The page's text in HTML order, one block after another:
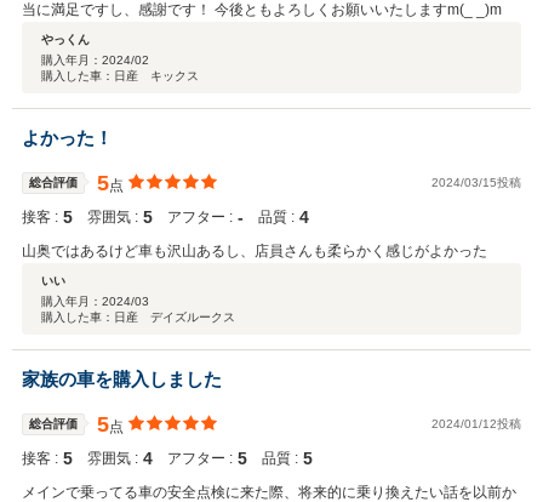
当に満足ですし、感謝です！ 今後ともよろしくお願いいたしますm(_ _)m
やっくん
購入年月： 2024/02
購入した車：日産 キックス
よかった！
総合評価 5点 2024/03/15投稿
接客 : 5 雰囲気 : 5 アフター : ‐ 品質 : 4
山奥ではあるけど車も沢山あるし、店員さんも柔らかく感じがよかった
いい
購入年月： 2024/03
購入した車：日産 デイズルークス
家族の車を購入しました
総合評価 5点 2024/01/12投稿
接客 : 5 雰囲気 : 4 アフター : 5 品質 : 5
メインで乗ってる車の安全点検に来た際、将来的に乗り換えたい話を以前か